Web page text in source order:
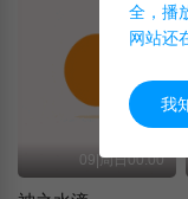
09|周日00:00
全，播
网站还
我